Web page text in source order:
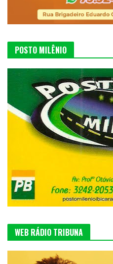
POSTO MILÊNIO
WEB RÁDIO TRIBUNA